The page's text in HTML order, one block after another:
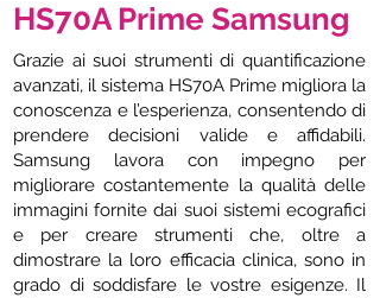
HS70A Prime Samsung
Grazie ai suoi strumenti di quantificazione
avanzati, il sistema HS70A Prime migliora la
conoscenza e l’esperienza, consentendo di
prendere decisioni valide e affidabili.
Samsung lavora con impegno per
migliorare costantemente la qualità delle
immagini fornite dai suoi sistemi ecografici
e per creare strumenti che, oltre a
dimostrare la loro efficacia clinica, sono in
grado di soddisfare le vostre esigenze. Il